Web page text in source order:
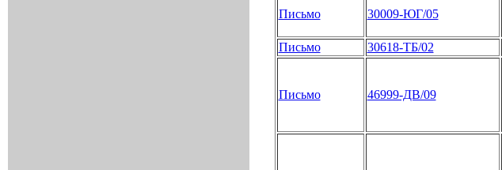
Письмо 30009-ЮГ/05
Письмо 30618-ТБ/02
Письмо 46999-ДВ/09